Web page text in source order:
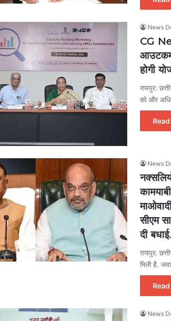
News
CG
आउटकम
होगी
रायपुर:
को और
News
सीएम
दी
रायपुर:
मिली है.
News